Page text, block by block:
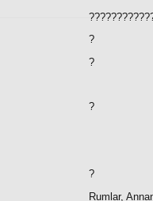
?
?
?
?
Rumlar,